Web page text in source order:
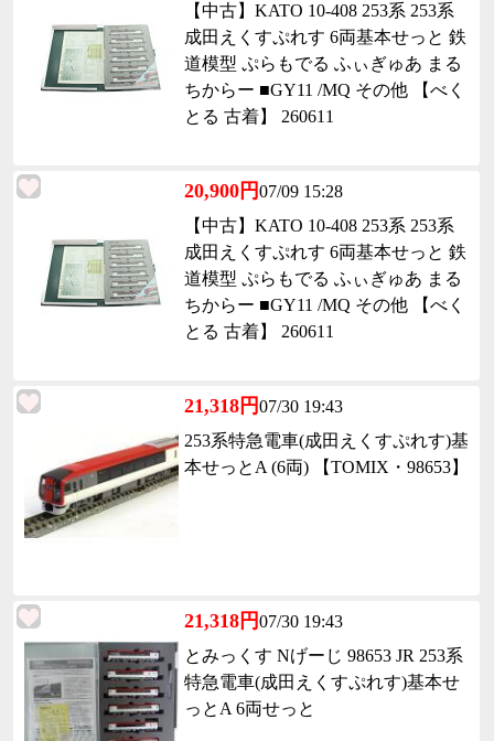
【中古】KATO 10-408 253系 253系
成田えくすぷれす 6両基本せっと 鉄
道模型 ぷらもでる ふぃぎゅあ まる
ちからー ■GY11 /MQ その他 【べく
とる 古着】 260611
20,900円07/09 15:28
【中古】KATO 10-408 253系 253系
成田えくすぷれす 6両基本せっと 鉄
道模型 ぷらもでる ふぃぎゅあ まる
ちからー ■GY11 /MQ その他 【べく
とる 古着】 260611
21,318円07/30 19:43
253系特急電車(成田えくすぷれす)基
本せっとA (6両) 【TOMIX・98653】
21,318円07/30 19:43
とみっくす Nげーじ 98653 JR 253系
特急電車(成田えくすぷれす)基本せ
っとA 6両せっと